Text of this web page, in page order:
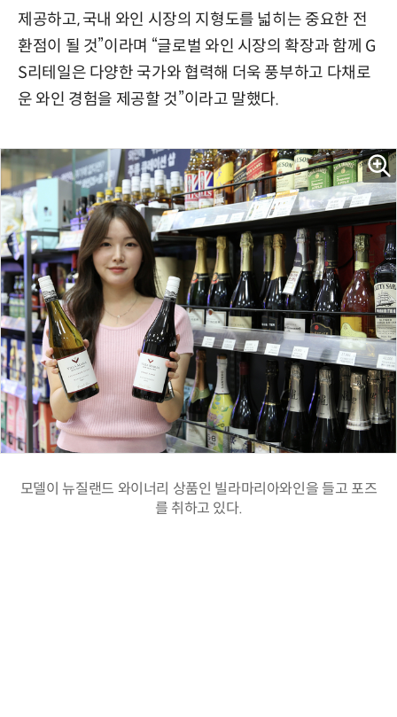
제공하고, 국내 와인 시장의 지형도를 넓히는 중요한 전
환점이 될 것”이라며 “글로벌 와인 시장의 확장과 함께 G
S리테일은 다양한 국가와 협력해 더욱 풍부하고 다채로
운 와인 경험을 제공할 것”이라고 말했다.
모델이 뉴질랜드 와이너리 상품인 빌라마리아와인을 들고 포즈
를 취하고 있다.